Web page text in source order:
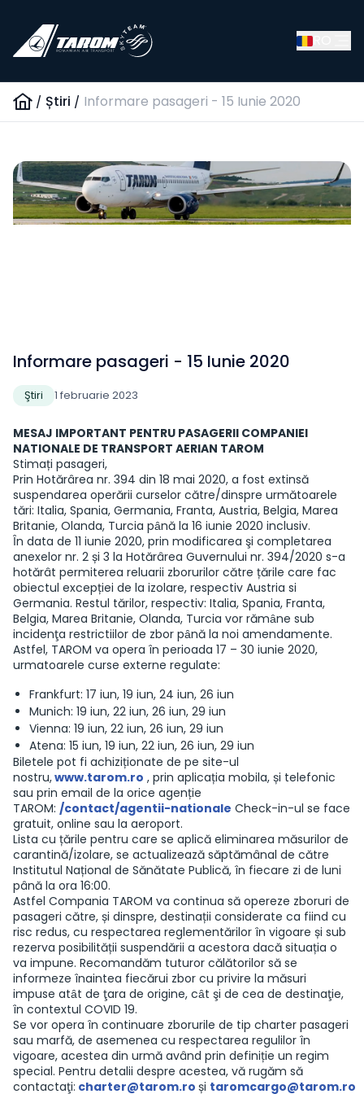
/ Știri / Informare pasageri - 15 Iunie 2020
Informare pasageri - 15 Iunie 2020
Ştiri 1 februarie 2023
MESAJ IMPORTANT PENTRU PASAGERII COMPANIEI
NATIONALE DE TRANSPORT AERIAN TAROM
Stimați pasageri,
Prin Hotărârea nr. 394 din 18 mai 2020, a fost extinsă
suspendarea operării curselor către/dinspre următoarele
tări: Italia, Spania, Germania, Franta, Austria, Belgia, Marea
Britanie, Olanda, Turcia pȃnă la 16 iunie 2020 inclusiv.
Ȋn data de 11 iunie 2020, prin modificarea şi completarea
anexelor nr. 2 și 3 la Hotărârea Guvernului nr. 394/2020 s-a
hotărât permiterea reluarii zborurilor către țările care fac
obiectul excepției de la izolare, respectiv Austria si
Germania. Restul tărilor, respectiv: Italia, Spania, Franta,
Belgia, Marea Britanie, Olanda, Turcia vor rămȃne sub
incidenţa restrictiilor de zbor pȃnă la noi amendamente.
Astfel, TAROM va opera în perioada 17 – 30 iunie 2020,
urmatoarele curse externe regulate:
Frankfurt: 17 iun, 19 iun, 24 iun, 26 iun
Munich: 19 iun, 22 iun, 26 iun, 29 iun
Vienna: 19 iun, 22 iun, 26 iun, 29 iun
Atena: 15 iun, 19 iun, 22 iun, 26 iun, 29 iun
Biletele pot fi achiziționate de pe site-ul
nostru,www.tarom.ro , prin aplicația mobila, și telefonic
sau prin email de la orice agenție
TAROM: /contact/agentii-nationale Check-in-ul se face
gratuit, online sau la aeroport.
Lista cu țările pentru care se aplică eliminarea măsurilor de
carantină/izolare, se actualizează săptămânal de către
Institutul Național de Sănătate Publică, în fiecare zi de luni
până la ora 16:00.
Astfel Compania TAROM va continua să opereze zboruri de
pasageri către, și dinspre, destinații considerate ca fiind cu
risc redus, cu respectarea reglementărilor în vigoare și sub
rezerva posibilității suspendării a acestora dacă situația o
va impune. Recomandăm tuturor călătorilor să se
informeze înaintea fiecărui zbor cu privire la măsuri
impuse atȃt de ţara de origine, cȃt şi de cea de destinaţie,
în contextul COVID 19.
Se vor opera în continuare zborurile de tip charter pasageri
sau marfă, de asemenea cu respectarea regulilor în
vigoare, acestea din urmă având prin definiție un regim
special. Pentru detalii despre acestea, vă rugăm să
contactaţi: charter@tarom.ro și taromcargo@tarom.ro